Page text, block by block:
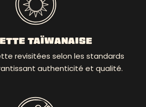
TAÏWANAISE
revisitées selon les standards
authenticité et qualité.